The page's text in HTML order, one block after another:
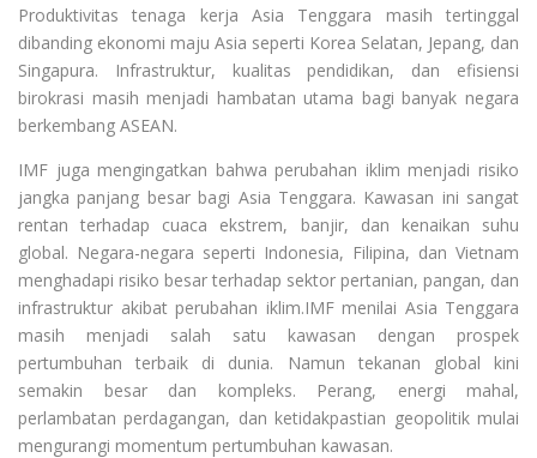
Produktivitas tenaga kerja Asia Tenggara masih tertinggal
dibanding ekonomi maju Asia seperti Korea Selatan, Jepang, dan
Singapura. Infrastruktur, kualitas pendidikan, dan efisiensi
birokrasi masih menjadi hambatan utama bagi banyak negara
berkembang ASEAN.
IMF juga mengingatkan bahwa perubahan iklim menjadi risiko
jangka panjang besar bagi Asia Tenggara. Kawasan ini sangat
rentan terhadap cuaca ekstrem, banjir, dan kenaikan suhu
global. Negara-negara seperti Indonesia, Filipina, dan Vietnam
menghadapi risiko besar terhadap sektor pertanian, pangan, dan
infrastruktur akibat perubahan iklim.IMF menilai Asia Tenggara
masih menjadi salah satu kawasan dengan prospek
pertumbuhan terbaik di dunia. Namun tekanan global kini
semakin besar dan kompleks. Perang, energi mahal,
perlambatan perdagangan, dan ketidakpastian geopolitik mulai
mengurangi momentum pertumbuhan kawasan.